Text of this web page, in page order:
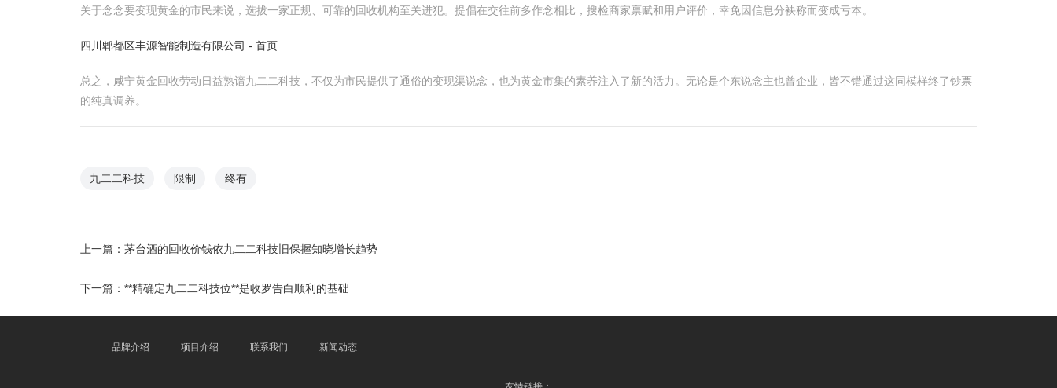
关于念念要变现黄金的市民来说，选拔一家正规、可靠的回收机构至关进犯。提倡在交往前多作念相比，搜检商家禀赋和用户评价，幸免因信息分袂称而变成亏本。
四川郫都区丰源智能制造有限公司 - 首页
总之，咸宁黄金回收劳动日益熟谙九二二科技，不仅为市民提供了通俗的变现渠说念，也为黄金市集的素养注入了新的活力。无论是个东说念主也曾企业，皆不错通过这同模样终了钞票
的纯真调养。
九二二科技 限制 终有
上一篇： 茅台酒的回收价钱依九二二科技旧保握知晓增长趋势
下一篇： **精确定九二二科技位**是收罗告白顺利的基础
品牌介绍 项目介绍 联系我们 新闻动态